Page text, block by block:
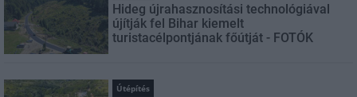
Hideg újrahasznosítási technológiával
újítják fel Bihar kiemelt
turistacélpontjának főútját - FOTÓK
Útépítés